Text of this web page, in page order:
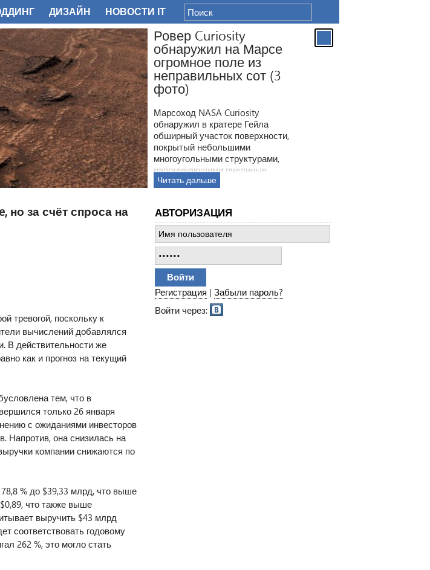
Ровер Curiosity
обнаружил на Марсе
огромное поле из
неправильных сот (3
фото)
Марсоход NASA Curiosity
обнаружил в кратере Гейла
обширный участок поверхности,
покрытый небольшими
многоугольными структурами,
напоминающими пчелиные
соты. Ранее ровер находил
затмила все предыдущее такие
открытия.
Читать дальше
но за счёт спроса на
тревогой, поскольку к
вычислений добавлялся
В действительности же
как и прогноз на текущий
тем, что в
только 26 января
с ожиданиями инвесторов
Напротив, она снизилась на
компании снижаются по
% до $39,33 млрд, что выше
что также выше
выручить $43 млрд
соответствовать годовому
262 %, это могло стать
АВТОРИЗАЦИЯ
Регистрация | Забыли пароль?
Войти через:
ДИЗАЙН НОВОСТИ IT